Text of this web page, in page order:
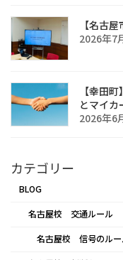
【名古
2026年7
【幸田
とマイカ
2026年6
カテゴリー
BLOG
名古屋校 交通ルール
名古屋校 信号のルー